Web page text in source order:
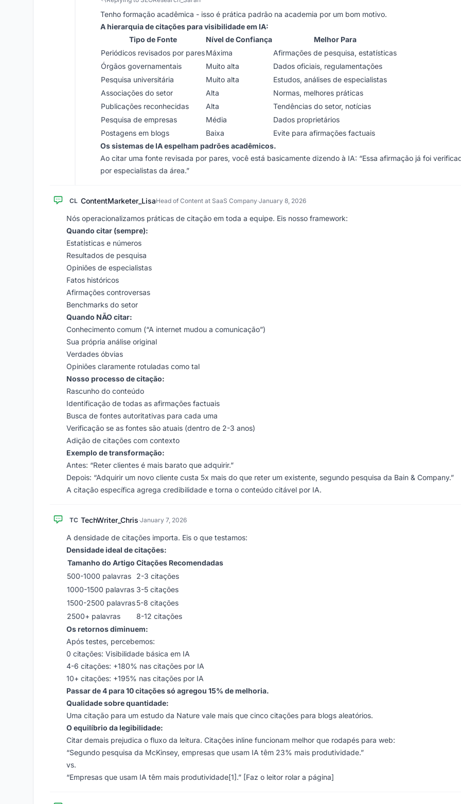
Tenho formação acadêmica - isso é prática padrão na academia por um bom motivo.
A hierarquia de citações para visibilidade em IA:
Tipo de Fonte
Nível de Confiança
Melhor Para
Periódicos revisados por paresMáxima
Afirmações de pesquisa, estatísticas
Órgãos governamentais
Muito alta
Dados oficiais, regulamentações
Pesquisa universitária
Muito alta
Estudos, análises de especialistas
Associações do setor
Alta
Normas, melhores práticas
Publicações reconhecidas
Alta
Tendências do setor, notícias
Pesquisa de empresas
Média
Dados proprietários
Postagens em blogs
Baixa
Evite para afirmações factuais
Os sistemas de IA espelham padrões acadêmicos.
Ao citar uma fonte revisada por pares, você está basicamente dizendo à IA: “Essa afirmação já foi
por especialistas da área.”
CL ContentMarketer_LisaHead of Content at SaaS Company·January 8, 2026
Nós operacionalizamos práticas de citação em toda a equipe. Eis nosso framework:
Quando citar (sempre):
Estatísticas e números
Resultados de pesquisa
Opiniões de especialistas
Fatos históricos
Afirmações controversas
Benchmarks do setor
Quando NÃO citar:
Conhecimento comum (“A internet mudou a comunicação”)
Sua própria análise original
Verdades óbvias
Opiniões claramente rotuladas como tal
Nosso processo de citação:
Rascunho do conteúdo
Identificação de todas as afirmações factuais
Busca de fontes autoritativas para cada uma
Verificação se as fontes são atuais (dentro de 2-3 anos)
Adição de citações com contexto
Exemplo de transformação:
Antes: “Reter clientes é mais barato que adquirir.”
Depois: “Adquirir um novo cliente custa 5x mais do que reter um existente, segundo pesquisa da Bain & Company.”
A citação específica agrega credibilidade e torna o conteúdo citável por IA.
TC TechWriter_Chris·January 7, 2026
A densidade de citações importa. Eis o que testamos:
Densidade ideal de citações:
Tamanho do Artigo Citações Recomendadas
500-1000 palavras
2-3 citações
1000-1500 palavras 3-5 citações
1500-2500 palavras5-8 citações
2500+ palavras
8-12 citações
Os retornos diminuem:
Após testes, percebemos:
0 citações: Visibilidade básica em IA
4-6 citações: +180% nas citações por IA
10+ citações: +195% nas citações por IA
Passar de 4 para 10 citações só agregou 15% de melhoria.
Qualidade sobre quantidade:
Uma citação para um estudo da Nature vale mais que cinco citações para blogs aleatórios.
O equilíbrio da legibilidade:
Citar demais prejudica o fluxo da leitura. Citações inline funcionam melhor que rodapés para web:
“Segundo pesquisa da McKinsey, empresas que usam IA têm 23% mais produtividade.”
vs.
“Empresas que usam IA têm mais produtividade[1].” [Faz o leitor rolar a página]